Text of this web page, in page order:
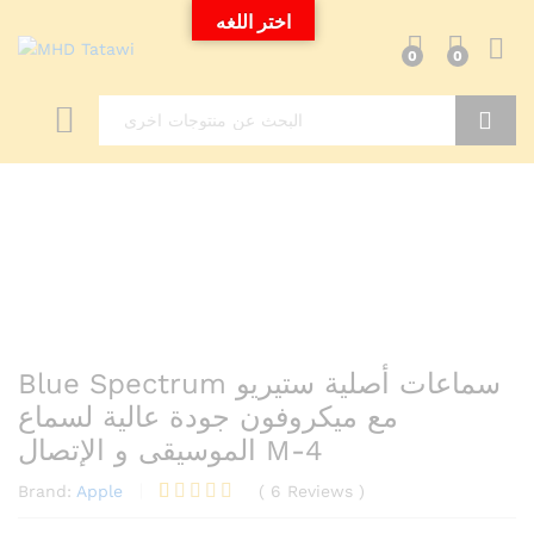
0 0
Blue Spectrum سماعات أصلية ستيريو
مع ميكروفون جودة عالية لسماع
الموسيقى و الإتصال M-4
Brand: Apple ( 6 Reviews )
اختر اللغه